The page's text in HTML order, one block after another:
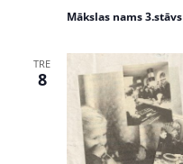
Mākslas nams 3.stāvs
TRE
8